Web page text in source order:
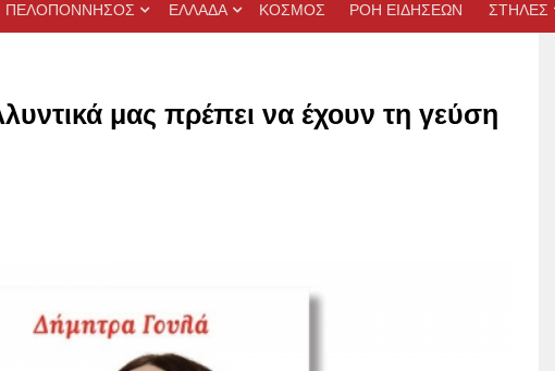
ΠΕΛΟΠΟΝΝΗΣΟΣ ΕΛΛΑΔΑ ΚΟΣΜΟΣ ΡΟΗ ΕΙΔΗΣΕΩΝ ΣΤΗΛΕΣ
μας πρέπει να έχουν τη γεύση